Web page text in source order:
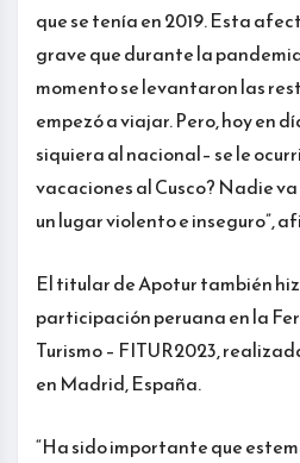
que se tenía en 2019. Esta
grave que durante la
momento se levantaron las
empezó a viajar. Pero, hoy en
siquiera al nacional– se le
vacaciones al Cusco? Nadie
un lugar violento e inseguro”,
El titular de Apotur también
participación peruana en la
Turismo – FITUR2023,
en Madrid, España.
“Ha sido importante que